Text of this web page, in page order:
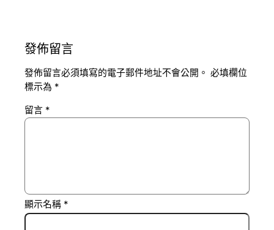
發佈留言
發佈留言必須填寫的電子郵件地址不會公開。 必填欄位
標示為 *
留言 *
顯示名稱 *